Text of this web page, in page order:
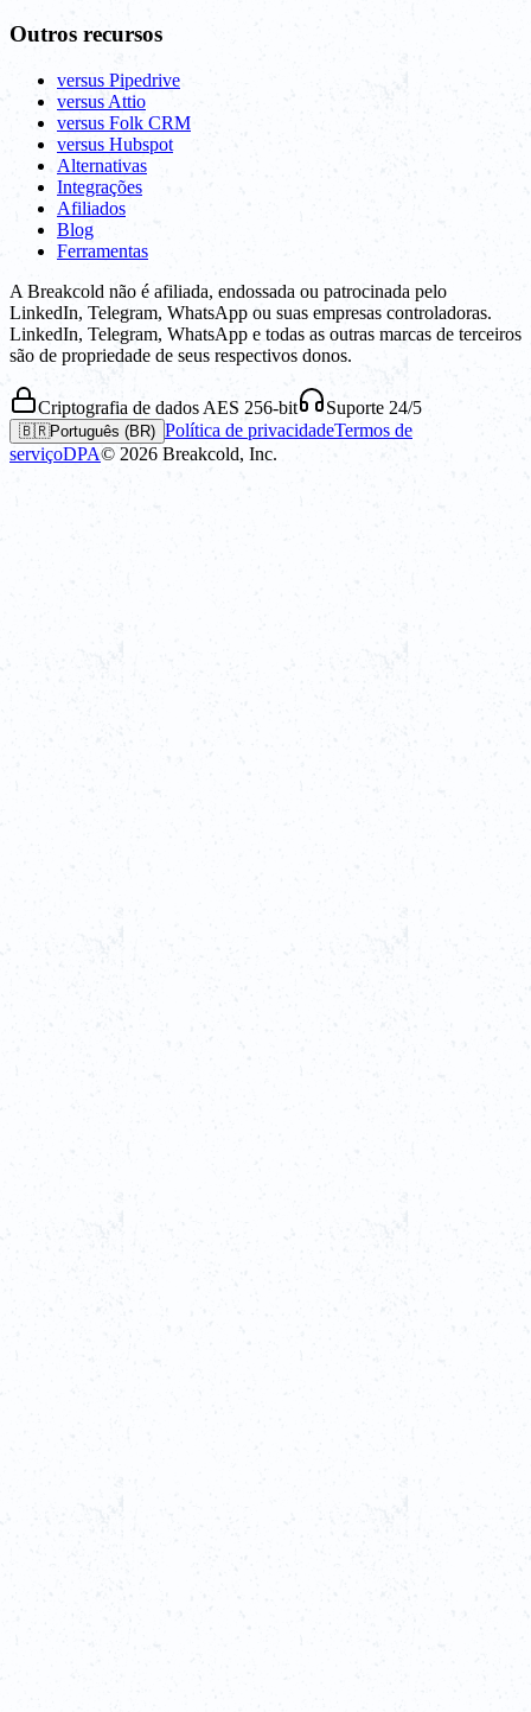
Outros recursos
versus Pipedrive
versus Attio
versus Folk CRM
versus Hubspot
Alternativas
Integrações
Afiliados
Blog
Ferramentas
A Breakcold não é afiliada, endossada ou patrocinada pelo
LinkedIn, Telegram, WhatsApp ou suas empresas controladoras.
LinkedIn, Telegram, WhatsApp e todas as outras marcas de terceiros
são de propriedade de seus respectivos donos.
Criptografia de dados AES 256-bit Suporte 24/5
🇧🇷Português (BR) Política de privacidadeTermos de
serviçoDPA© 2026 Breakcold, Inc.